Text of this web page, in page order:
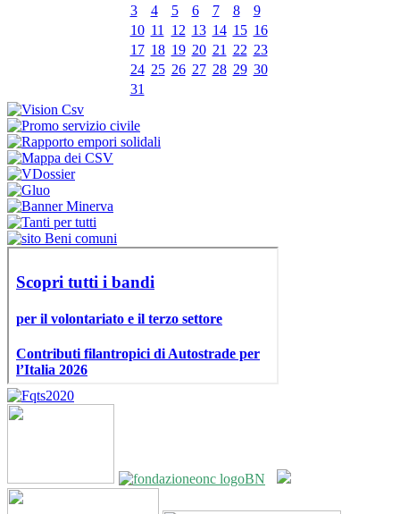
3
4 5 6 7 8
9
10 11 12 13 14 15 16
17 18 19 20 21 22 23
24 25 26 27 28 29 30
31